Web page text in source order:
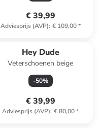
€ 39,99
Adviesprijs (AVP): € 109,00*
Hey Dude
Veterschoenen beige
-50%
€ 39,99
Adviesprijs (AVP): € 80,00*